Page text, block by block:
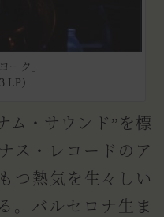
ーク」
LP）
ス・レコードのア
つ熱気を生々しい
。バルセロナ生ま